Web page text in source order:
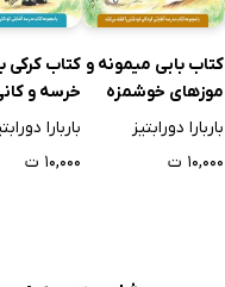
کتاب بابی میمونه و
موزهای خوشمزه
باربارا دورابتیز
۱۰,۰۰۰ ت
کتاب کرکی
خرسه و
یوزپلنگه
باربارا
۱۰,۰۰۰ ت